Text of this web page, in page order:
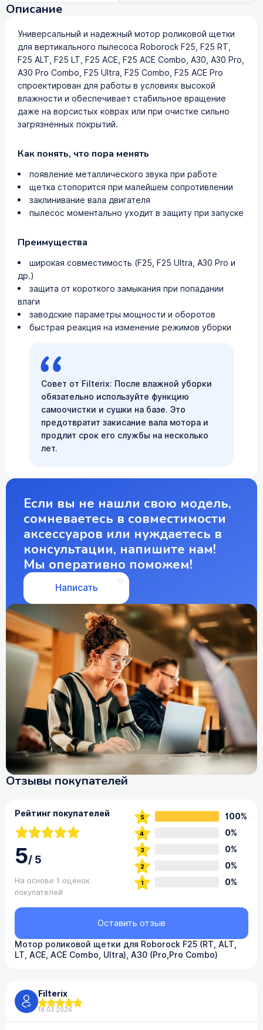
Описание
Универсальный и надежный мотор роликовой щетки
для вертикального пылесоса Roborock F25, F25 RT,
F25 ALT, F25 LT, F25 ACE, F25 ACE Combo, A30, A30 Pro,
A30 Pro Combo, F25 Ultra, F25 Combo, F25 ACE Pro
спроектирован для работы в условиях высокой
влажности и обеспечивает стабильное вращение
даже на ворсистых коврах или при очистке сильно
загрязненных покрытий.
Как понять, что пора менять
появление металлического звука при работе
щетка стопорится при малейшем сопротивлении
заклинивание вала двигателя
пылесос моментально уходит в защиту при запуске
Преимущества
широкая совместимость (F25, F25 Ultra, A30 Pro и
др.)
защита от короткого замыкания при попадании
влаги
заводские параметры мощности и оборотов
быстрая реакция на изменение режимов уборки
Совет от Filterix: После влажной уборки
обязательно используйте функцию
самоочистки и сушки на базе. Это
предотвратит закисание вала мотора и
продлит срок его службы на несколько
лет.
Если вы не нашли свою модель,
сомневаетесь в совместимости
аксессуаров или нуждаетесь в
консультации, напишите нам!
Мы оперативно поможем!
Написать
Отзывы покупателей
Рейтинг покупателей
5/5
На основе 1 оценок
покупателей
100%
0%
0%
0%
0%
Мотор роликовой щетки для Roborock F25 (RT, ALT,
LT, ACE, ACE Combo, Ultra), A30 (Pro,Pro Combo)
Оставить отзыв
Filterix
18.03.2026